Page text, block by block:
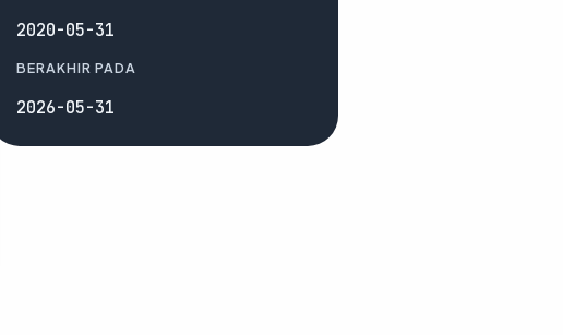
2020-05-31
BERAKHIR PADA
2026-05-31